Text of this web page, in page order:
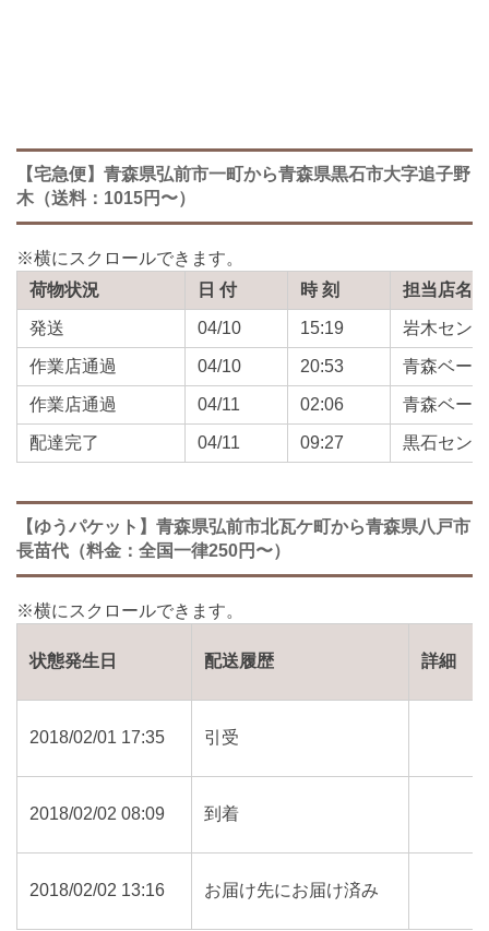
【宅急便】青森県弘前市一町から青森県黒石市大字追子野
木（送料：1015円〜）
荷物状況 日 付 時 刻 担当店名
発送 04/10 15:19 岩木セン
作業店通過 04/10 20:53 青森ベー
作業店通過 04/11 02:06 青森ベー
配達完了 04/11 09:27 黒石セン
【ゆうパケット】青森県弘前市北瓦ケ町から青森県八戸市
長苗代（料金：全国一律250円〜）
状態発生日 配送履歴 詳細
2018/02/01 17:35 引受
2018/02/02 08:09 到着
2018/02/02 13:16 お届け先にお届け済み